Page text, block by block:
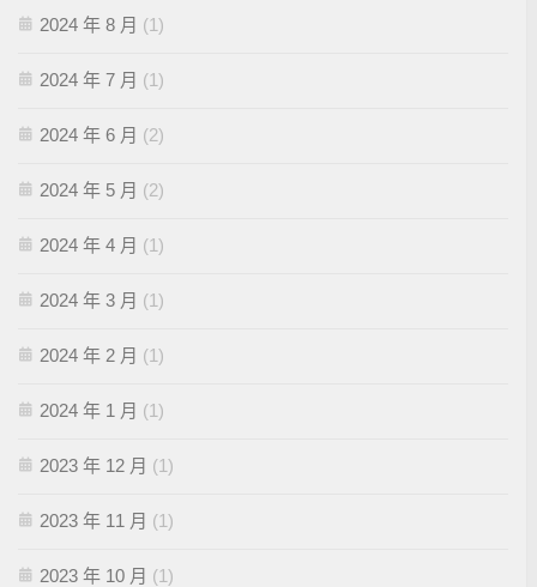
2024 年 8 月 (1)
2024 年 7 月 (1)
2024 年 6 月 (2)
2024 年 5 月 (2)
2024 年 4 月 (1)
2024 年 3 月 (1)
2024 年 2 月 (1)
2024 年 1 月 (1)
2023 年 12 月 (1)
2023 年 11 月 (1)
2023 年 10 月 (1)